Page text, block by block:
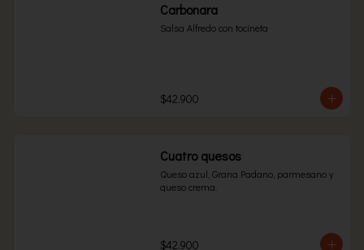
Carbonara
Salsa Alfredo con tocineta
$42.900
Cuatro quesos
Queso azul, Grana Padano, parmesano y
queso crema.
$42.900